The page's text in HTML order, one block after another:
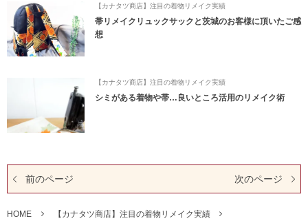
【カナタツ商店】注目の着物リメイク実績
帯リメイクリュックサックと茨城のお客様に頂いたご感
想
【カナタツ商店】注目の着物リメイク実績
シミがある着物や帯…良いところ活用のリメイク術
前のページ 次のページ
HOME
【カナタツ商店】注目の着物リメイク実績